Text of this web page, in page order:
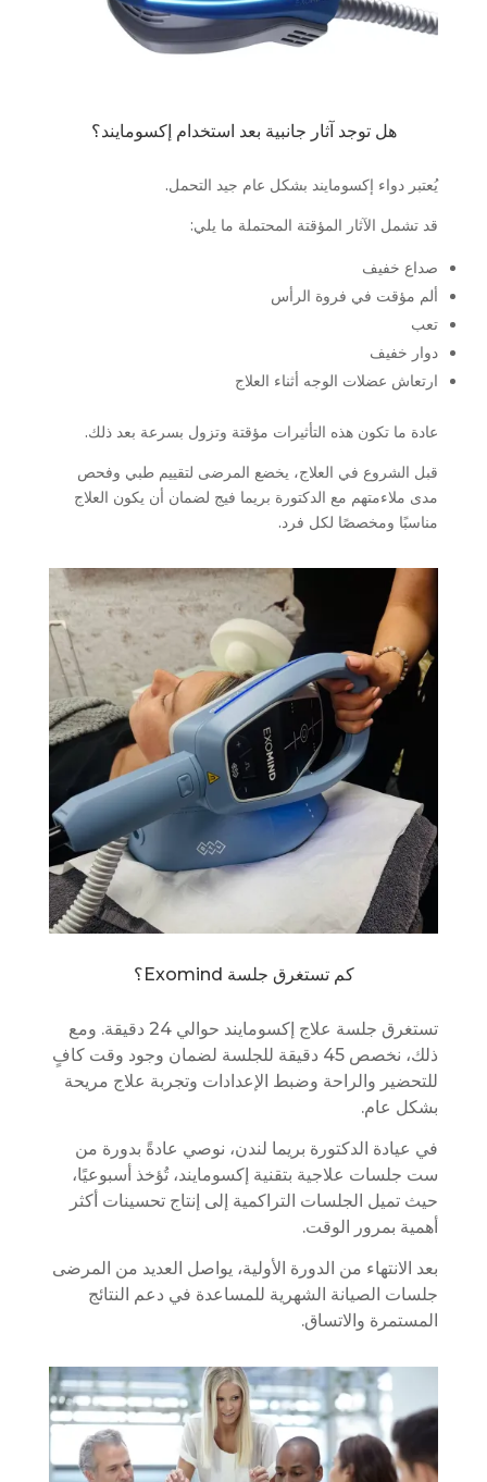
هل توجد آثار جانبية بعد استخدام إكسومايند؟
يُعتبر دواء إكسومايند بشكل عام جيد التحمل.
قد تشمل الآثار المؤقتة المحتملة ما يلي:
صداع خفيف
ألم مؤقت في فروة الرأس
تعب
دوار خفيف
ارتعاش عضلات الوجه أثناء العلاج
عادة ما تكون هذه التأثيرات مؤقتة وتزول بسرعة بعد ذلك.
قبل الشروع في العلاج، يخضع المرضى لتقييم طبي وفحص
مدى ملاءمتهم مع الدكتورة بريما فيج لضمان أن يكون العلاج
مناسبًا ومخصصًا لكل فرد.
كم تستغرق جلسة Exomind؟
تستغرق جلسة علاج إكسومايند حوالي 24 دقيقة. ومع
ذلك، نخصص 45 دقيقة للجلسة لضمان وجود وقت كافٍ
للتحضير والراحة وضبط الإعدادات وتجربة علاج مريحة
بشكل عام.
في عيادة الدكتورة بريما لندن، نوصي عادةً بدورة من
ست جلسات علاجية بتقنية إكسومايند، تُؤخذ أسبوعيًا،
حيث تميل الجلسات التراكمية إلى إنتاج تحسينات أكثر
أهمية بمرور الوقت.
بعد الانتهاء من الدورة الأولية، يواصل العديد من المرضى
جلسات الصيانة الشهرية للمساعدة في دعم النتائج
المستمرة والاتساق.